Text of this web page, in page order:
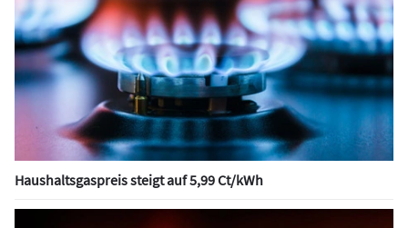
Haushaltsgaspreis steigt auf 5,99 Ct/kWh